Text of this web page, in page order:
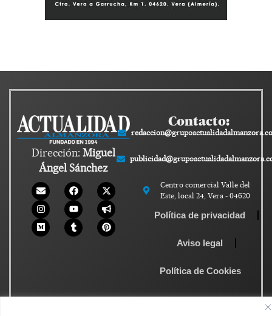
Dirección: Miguel
Ángel Sánchez
Contacto:
Centro comercial Valle del
Este, local 24, Vera - 04620
Política de privacidad
Aviso legal
Política de Cookies